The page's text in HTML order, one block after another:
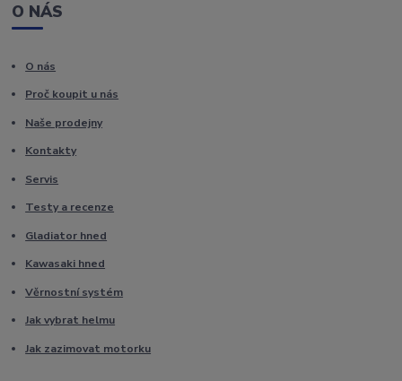
O NÁS
O nás
Proč koupit u nás
Naše prodejny
Kontakty
Servis
Testy a recenze
Gladiator hned
Kawasaki hned
Věrnostní systém
Jak vybrat helmu
Jak zazimovat motorku